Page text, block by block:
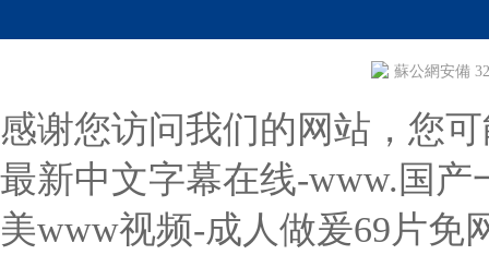
蘇公網安備
感谢您访问我们的网站，您
最新中文字幕在线-www.国产
美www视频-成人做爰69片免